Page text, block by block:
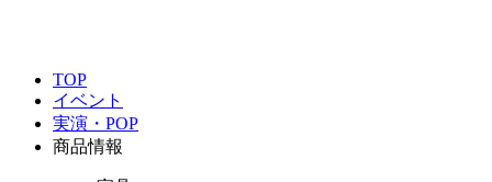
TOP
イベント
実演・POP
商品情報